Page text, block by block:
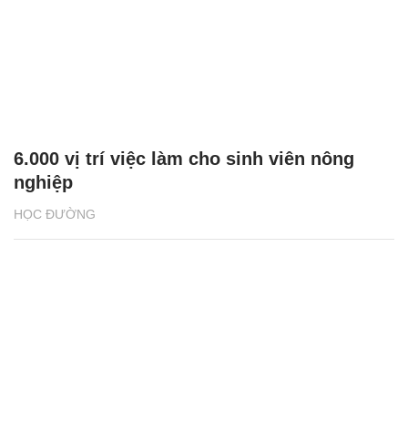
HỌC ĐƯỜNG
6.000 vị trí việc làm cho sinh viên nông
nghiệp